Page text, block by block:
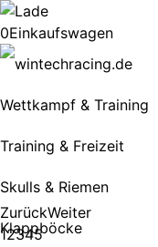
0Einkaufswagen
Wettkampf & Training
Training & Freizeit
Skulls & Riemen
Klappböcke
ZurückWeiter
12345